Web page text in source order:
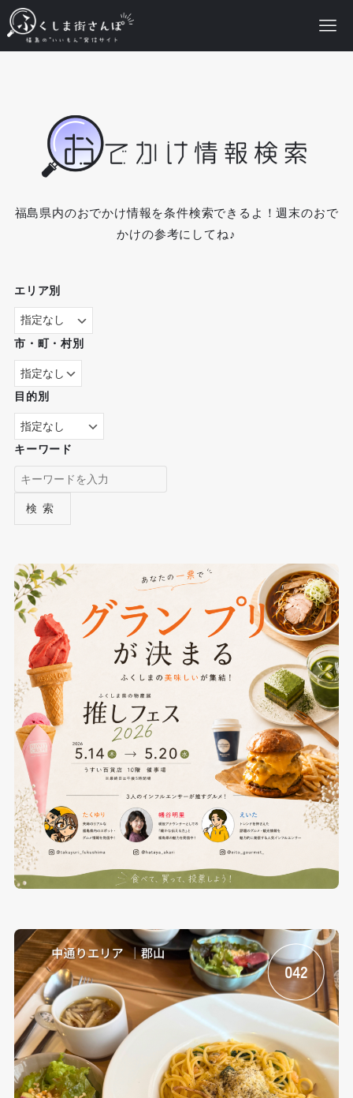
福島県内のおでかけ情報を条件検索できるよ！週末のおで
かけの参考にしてね♪
エリア別
市・町・村別
目的別
キーワード
検索